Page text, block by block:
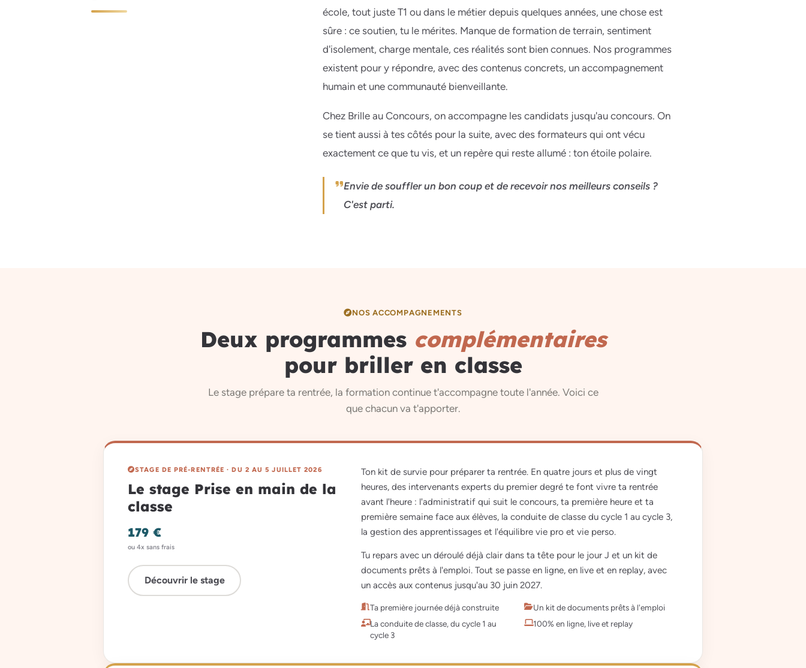
école, tout juste T1 ou dans le métier depuis quelques années, une chose est
sûre : ce soutien, tu le mérites. Manque de formation de terrain, sentiment
d'isolement, charge mentale, ces réalités sont bien connues. Nos programmes
existent pour y répondre, avec des contenus concrets, un accompagnement
humain et une communauté bienveillante.
Chez Brille au Concours, on accompagne les candidats jusqu'au concours. On
se tient aussi à tes côtés pour la suite, avec des formateurs qui ont vécu
exactement ce que tu vis, et un repère qui reste allumé : ton étoile polaire.
Envie de souffler un bon coup et de recevoir nos meilleurs conseils ?
C'est parti.
NOS ACCOMPAGNEMENTS
Deux programmes complémentaires
pour briller en classe
Le stage prépare ta rentrée, la formation continue t'accompagne toute l'année. Voici ce
que chacun va t'apporter.
STAGE DE PRÉ-RENTRÉE · DU 2 AU 5 JUILLET 2026
Le stage Prise en main de la
classe
179 €
ou 4x sans frais
Découvrir le stage
Ton kit de survie pour préparer ta rentrée. En quatre jours et plus de vingt
heures, des intervenants experts du premier degré te font vivre ta rentrée
avant l'heure : l'administratif qui suit le concours, ta première heure et ta
première semaine face aux élèves, la conduite de classe du cycle 1 au cycle 3,
la gestion des apprentissages et l'équilibre vie pro et vie perso.
Tu repars avec un déroulé déjà clair dans ta tête pour le jour J et un kit de
documents prêts à l'emploi. Tout se passe en ligne, en live et en replay, avec
un accès aux contenus jusqu'au 30 juin 2027.
Ta première journée déjà construite
Un kit de documents prêts à l'emploi
La conduite de classe, du cycle 1 au
cycle 3
100% en ligne, live et replay